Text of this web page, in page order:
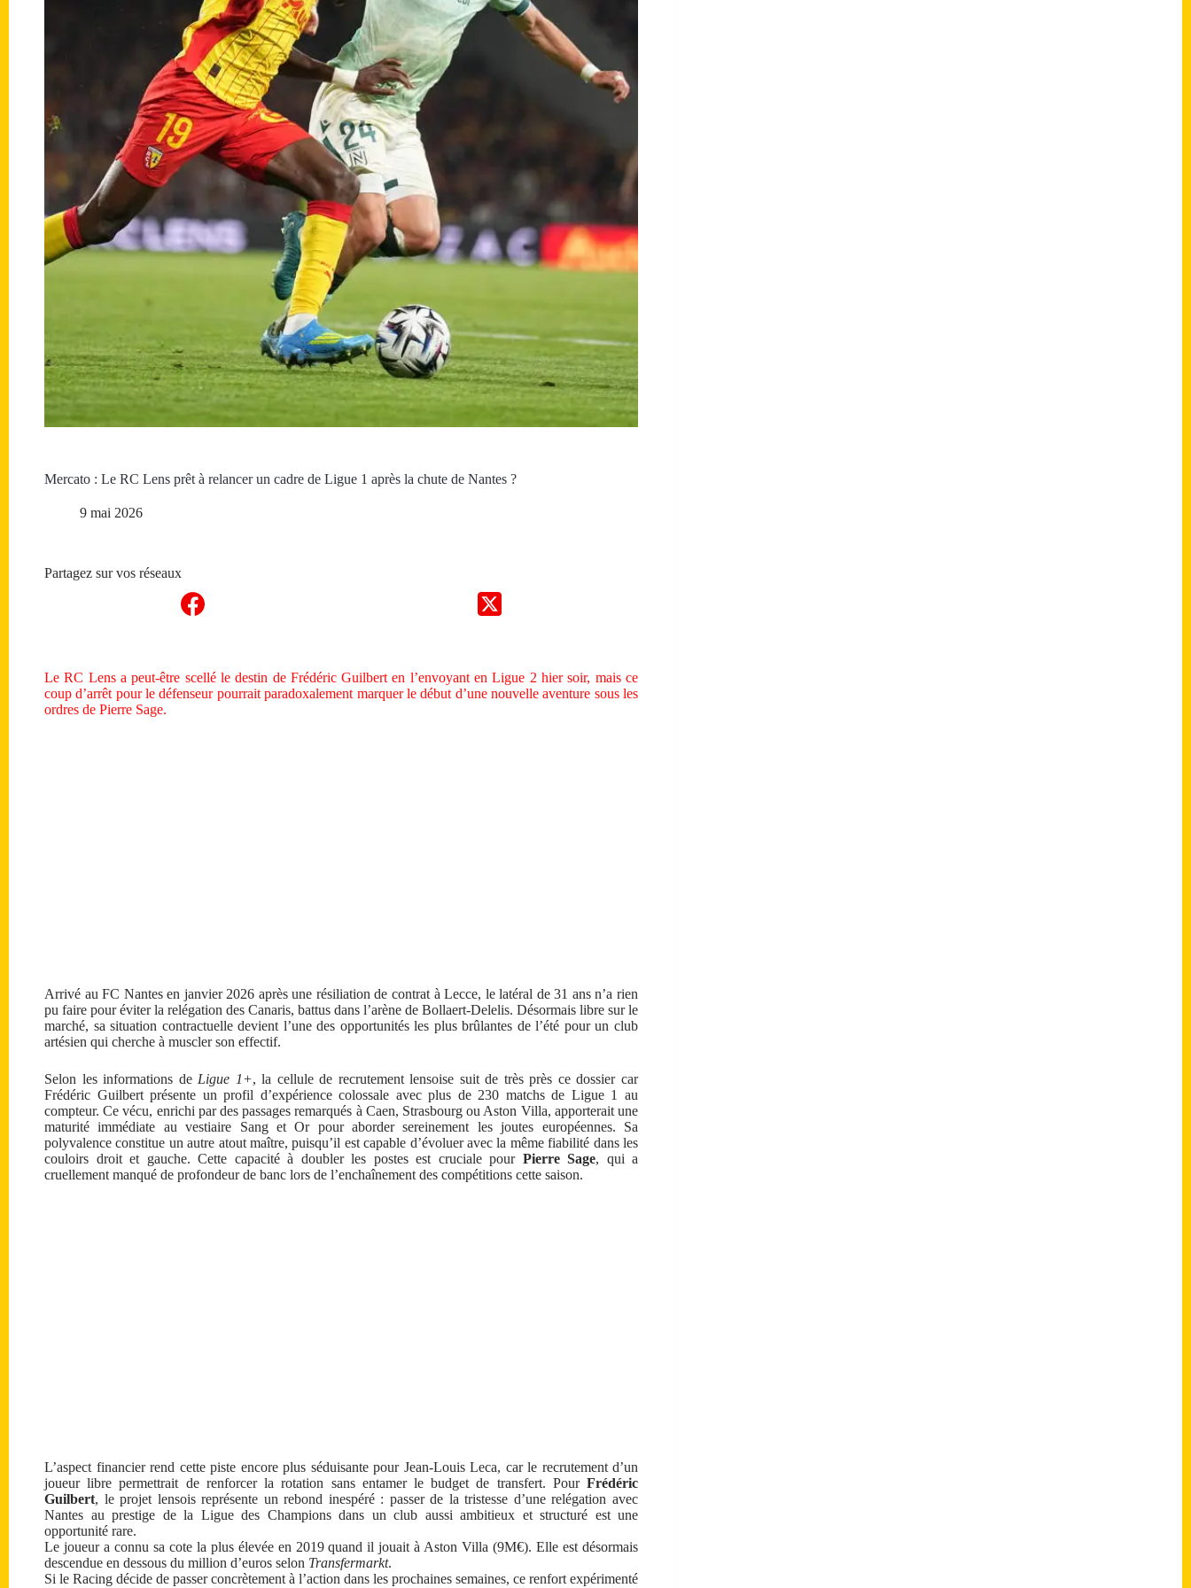
Mercato : Le RC Lens prêt à relancer un cadre de Ligue 1 après la chute de Nantes ?
9 mai 2026
Partagez sur vos réseaux
Le RC Lens a peut-être scellé le destin de Frédéric Guilbert en l’envoyant en Ligue 2 hier soir, mais ce
coup d’arrêt pour le défenseur pourrait paradoxalement marquer le début d’une nouvelle aventure sous les
ordres de Pierre Sage.
Arrivé au FC Nantes en janvier 2026 après une résiliation de contrat à Lecce, le latéral de 31 ans n’a rien
pu faire pour éviter la relégation des Canaris, battus dans l’arène de Bollaert-Delelis. Désormais libre sur le
marché, sa situation contractuelle devient l’une des opportunités les plus brûlantes de l’été pour un club
artésien qui cherche à muscler son effectif.
Selon les informations de Ligue 1+, la cellule de recrutement lensoise suit de très près ce dossier car
Frédéric Guilbert présente un profil d’expérience colossale avec plus de 230 matchs de Ligue 1 au
compteur. Ce vécu, enrichi par des passages remarqués à Caen, Strasbourg ou Aston Villa, apporterait une
maturité immédiate au vestiaire Sang et Or pour aborder sereinement les joutes européennes. Sa
polyvalence constitue un autre atout maître, puisqu’il est capable d’évoluer avec la même fiabilité dans les
couloirs droit et gauche. Cette capacité à doubler les postes est cruciale pour Pierre Sage, qui a
cruellement manqué de profondeur de banc lors de l’enchaînement des compétitions cette saison.
L’aspect financier rend cette piste encore plus séduisante pour Jean-Louis Leca, car le recrutement d’un
joueur libre permettrait de renforcer la rotation sans entamer le budget de transfert. Pour Frédéric
Guilbert, le projet lensois représente un rebond inespéré : passer de la tristesse d’une relégation avec
Nantes au prestige de la Ligue des Champions dans un club aussi ambitieux et structuré est une
opportunité rare.
Le joueur a connu sa cote la plus élevée en 2019 quand il jouait à Aston Villa (9M€). Elle est désormais
descendue en dessous du million d’euros selon Transfermarkt.
Si le Racing décide de passer concrètement à l’action dans les prochaines semaines, ce renfort expérimenté